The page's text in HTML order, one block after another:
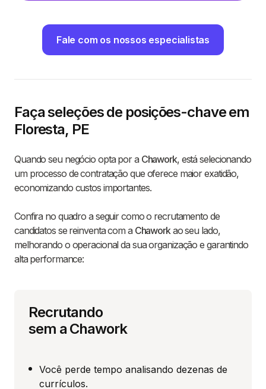
Fale com os nossos especialistas
Faça seleções de posições-chave em
Floresta, PE
Quando seu negócio opta por a Chawork, está selecionando
um processo de contratação que oferece maior exatidão,
economizando custos importantes.
Confira no quadro a seguir como o recrutamento de
candidatos se reinventa com a Chaworkao seu lado,
melhorando o operacional da sua organização e garantindo
alta performance:
Recrutando
sem a Chawork
Você perde tempo analisando dezenas de
currículos.